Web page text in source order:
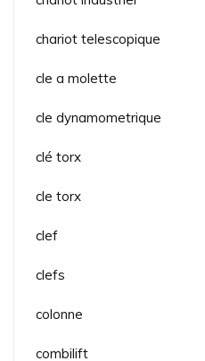
chariot telescopique
cle a molette
cle dynamometrique
clé torx
cle torx
clef
clefs
colonne
combilift